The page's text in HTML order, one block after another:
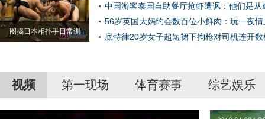
图揭日本相扑手日常训
中国游客泰国自助餐厅抢虾遭讽：他们是从
56岁英国大妈约会数百位小鲜肉：玩一夜情
底特律20岁女子超短裙下掏枪对司机连开数
视频 第一现场 体育赛事 综艺娱乐